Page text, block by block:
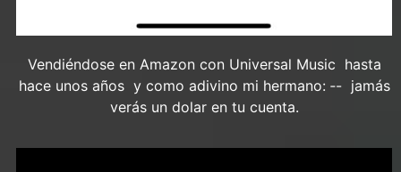
Vendiéndose en Amazon con Universal Music hasta
hace unos años y como adivino mi hermano: ‐- jamás
verás un dolar en tu cuenta.